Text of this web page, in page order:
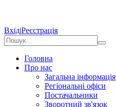
Вхід|Реєстрація
Головна
Про нас
Загальна інформація
Регіональні офіси
Постачальники
Зворотний зв'язок